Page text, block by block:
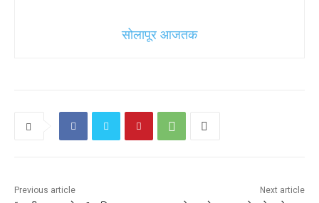
सोलापूर आजतक
Previous article Next article